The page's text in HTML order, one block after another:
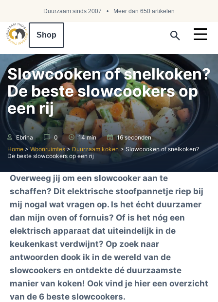
Duurzaam sinds 2007 Meer dan 650 artikelen
Shop
Slowcooken of snelkoken?
De beste slowcookers op
een rij
Ebrina 0 14 min
16 seconden
Home > Woonruimtes> Duurzaam koken > Slowcooken of snelkoken?
De beste slowcookers op een rij
Overweeg jij om een slowcooker aan te
schaffen? Dit elektrische stoofpannetje riep bij
mij nogal wat vragen op. Is het écht duurzamer
dan mijn oven of fornuis? Of is het nóg een
elektrisch apparaat dat uiteindelijk in de
keukenkast verdwijnt? Op zoek naar
antwoorden dook ik in de wereld van de
slowcookers en ontdekte dé duurzaamste
manier van koken! Ook vind je hier een overzicht
van de 6 beste slowcookers.